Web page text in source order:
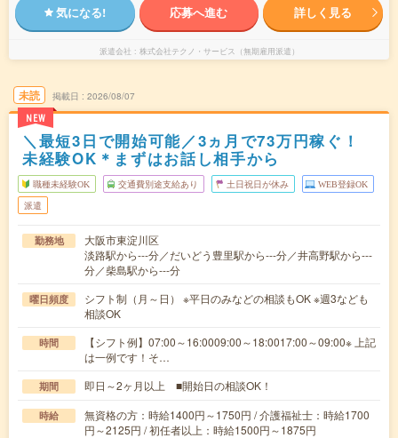
気になる! 応募へ進む 詳しく見る
派遣会社 株式会社テクノ・サービス（無期雇用派遣）
未読
NEW
掲載日 2026/08/07
＼最短3日で開始可能／3ヵ月で73万円稼ぐ！
未経験OK＊まずはお話し相手から
職種未経験OK 交通費別途支給あり 土日祝日が休み WEB登録OK
派遣
勤務地
大阪市東淀川区
淡路駅から---分／だいどう豊里駅から---分／井高野駅から---
分／柴島駅から---分
曜日頻度
シフト制（月～日） ※平日のみなどの相談もOK ※週3なども
相談OK
時間
【シフト例】07:00～16:0009:00～18:0017:00～09:00※ 上記
は一例です！そ…
期間 即日～2ヶ月以上 ■開始日の相談OK！
時給
無資格の方：時給1400円～1750円 / 介護福祉士：時給1700
円～2125円 / 初任者以上：時給1500円～1875円